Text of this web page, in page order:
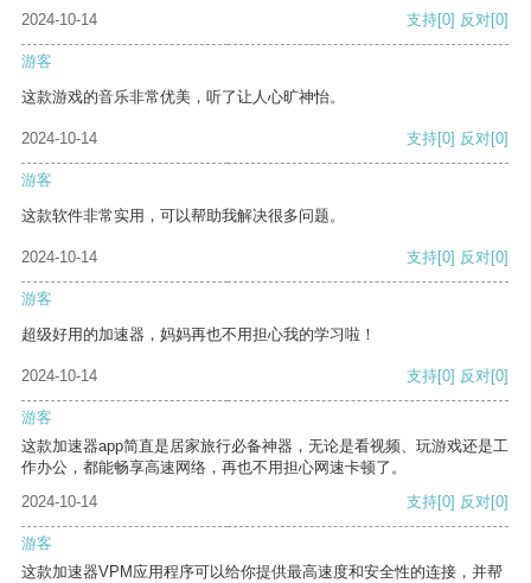
2024-10-14
支持[0] 反对[0]
游客
这款游戏的音乐非常优美，听了让人心旷神怡。
2024-10-14 支持[0] 反对[0]
游客
这款软件非常实用，可以帮助我解决很多问题。
2024-10-14 支持[0] 反对[0]
游客
超级好用的加速器，妈妈再也不用担心我的学习啦！
2024-10-14 支持[0] 反对[0]
游客
这款加速器app简直是居家旅行必备神器，无论是看视频、玩游戏还是工
作办公，都能畅享高速网络，再也不用担心网速卡顿了。
2024-10-14
支持[0] 反对[0]
游客
这款加速器VPM应用程序可以给你提供最高速度和安全性的连接，并帮